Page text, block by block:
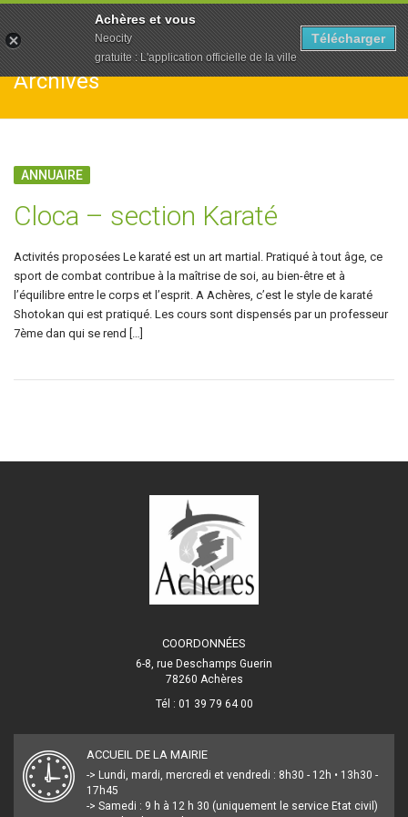
Archives
ANNUAIRE
Cloca – section Karaté
Activités proposées Le karaté est un art martial. Pratiqué à tout âge, ce
sport de combat contribue à la maîtrise de soi, au bien-être et à
l’équilibre entre le corps et l’esprit. A Achères, c’est le style de karaté
Shotokan qui est pratiqué. Les cours sont dispensés par un professeur
7ème dan qui se rend […]
COORDONNÉES
6-8, rue Deschamps Guerin
78260 Achères
Tél : 01 39 79 64 00
ACCUEIL DE LA MAIRIE
-> Lundi, mardi, mercredi et vendredi : 8h30 - 12h • 13h30 -
17h45
-> Samedi : 9 h à 12 h 30 (uniquement le service Etat civil)
Achères et vous
Neocity
gratuite : L'application officielle de la ville
Télécharger